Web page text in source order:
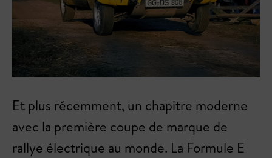
Et plus récemment, un chapitre moderne
avec la première coupe de marque de
rallye électrique au monde. La Formule E